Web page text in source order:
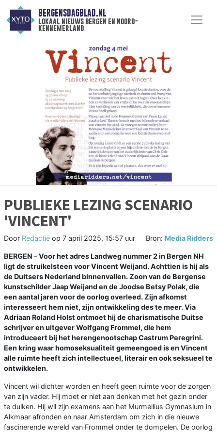
BERGENSDAGBLAD.NL
lokaal nieuws bergen en noord-
kennemerland
PUBLIEKE LEZING SCENARIO
'VINCENT'
Door Redactie op 7 april 2025, 15:57 uur Bron: Media Ridders
BERGEN - Voor het adres Landweg nummer 2 in Bergen NH
ligt de struikelsteen voor Vincent Weijand. Achttien is hij als
de Duitsers Nederland binnenvallen. Zoon van de Bergense
kunstschilder Jaap Weijand en de Joodse Betsy Polak, die
een aantal jaren voor de oorlog overleed. Zijn afkomst
interesseert hem niet, zijn ontwikkeling des te meer. Via
Adriaan Roland Holst ontmoet hij de charismatische Duitse
schrijver en uitgever Wolfgang Frommel, die hem
introduceert bij het herengenootschap Castrum Peregrini.
Een kring waar homoseksualiteit gemeengoed is en Vincent
alle ruimte heeft zich intellectueel, literair en ook seksueel te
ontwikkelen.
Vincent wil dichter worden en heeft geen ruimte voor de zorgen
van zijn vader. Hij moet er niet aan denken met het gezin onder
te duiken. Hij wil zijn examens aan het Murmellius Gymnasium in
Alkmaar afronden en naar Amsterdam om zich in die nieuwe
fascinerende wereld van Frommel onder te dompelen. De oorlog